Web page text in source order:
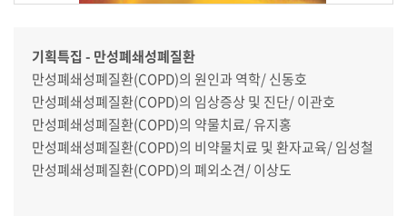
기획특집 - 만성폐쇄성폐질환
만성폐쇄성폐질환(COPD)의 원인과 역학/ 신동호
만성폐쇄성폐질환(COPD)의 임상증상 및 진단/ 이관호
만성폐쇄성폐질환(COPD)의 약물치료/ 유지홍
만성폐쇄성폐질환(COPD)의 비약물치료 및 환자교육/ 임성철
만성폐쇄성폐질환(COPD)의 폐외소견/ 이상도